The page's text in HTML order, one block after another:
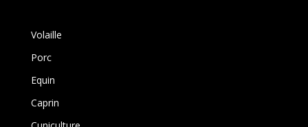
Volaille
Porc
Equin
Caprin